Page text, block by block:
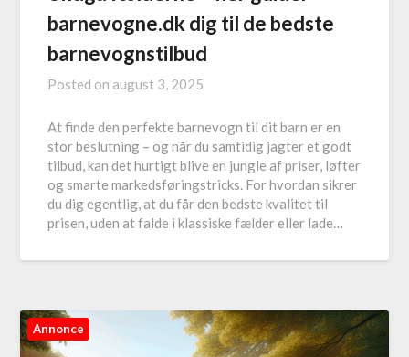
barnevogne.dk dig til de bedste
barnevognstilbud
Posted on august 3, 2025
At finde den perfekte barnevogn til dit barn er en
stor beslutning – og når du samtidig jagter et godt
tilbud, kan det hurtigt blive en jungle af priser, løfter
og smarte markedsføringstricks. For hvordan sikrer
du dig egentlig, at du får den bedste kvalitet til
prisen, uden at falde i klassiske fælder eller lade…
Annonce